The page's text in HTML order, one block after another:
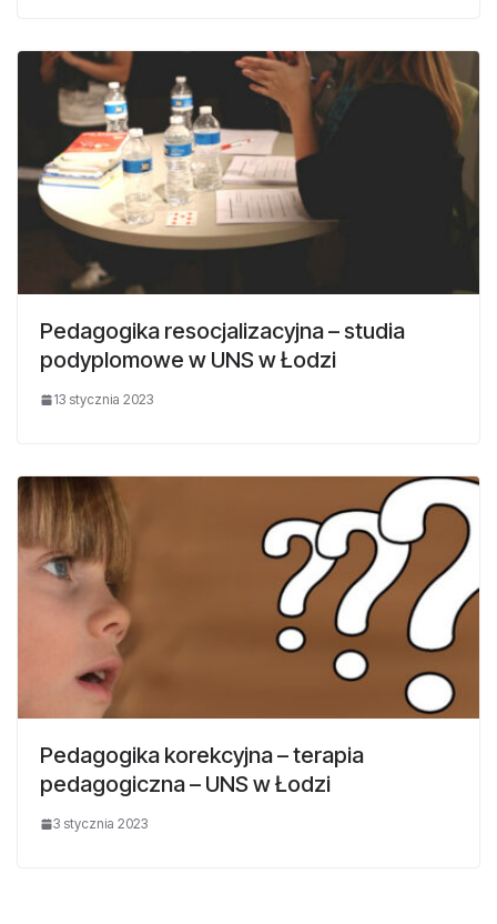
Pedagogika resocjalizacyjna – studia
podyplomowe w UNS w Łodzi
13 stycznia 2023
Pedagogika korekcyjna – terapia
pedagogiczna – UNS w Łodzi
3 stycznia 2023